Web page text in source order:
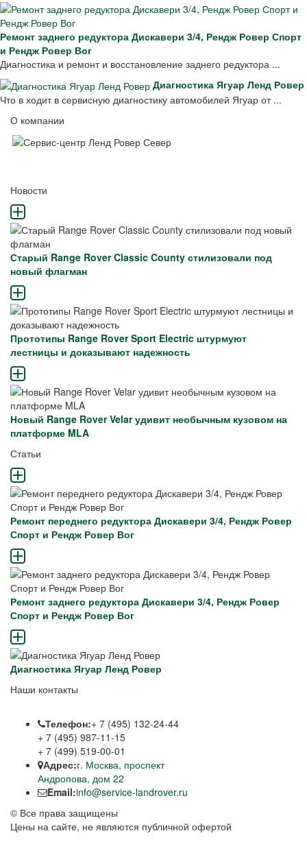
Ремонт заднего редуктора Дискавери 3/4, Рендж Ровер Спорт
и Рендж Ровер Вог
Диагностика и ремонт и восстановление заднего редуктора ...
Диагностика Ягуар Ленд Ровер
Что в ходит в сервисную диагностику автомобилей Ягуар от ...
О компании
Новости
Старый Range Rover Classic County стилизовали под
новый флагман
Прототипы Range Rover Sport Electric штурмуют
лестницы и доказывают надежность
Новый Range Rover Velar удивит необычным кузовом на
платформе MLA
Статьи
Ремонт переднего редуктора Дискавери 3/4, Рендж Ровер
Спорт и Рендж Ровер Вог
Ремонт заднего редуктора Дискавери 3/4, Рендж Ровер
Спорт и Рендж Ровер Вог
Диагностика Ягуар Ленд Ровер
Наши контакты
Телефон:+ 7 (495) 132-24-44
+ 7 (495) 987-11-15
+ 7 (499) 519-00-01
Адрес:г. Москва, проспект
Андропова, дом 22
Email:info@service-landrover.ru
© Все права защищены
Цены на сайте, не являются публичной офертой